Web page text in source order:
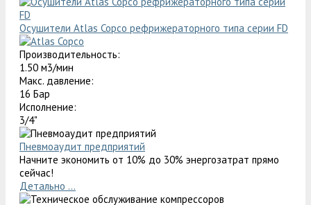
Осушители Atlas Copco рефрижераторного типа серии FD
Производительность:
1.50 м3/мин
Макс. давление:
16 Бар
Исполнение:
3/4"
Пневмоаудит предприятий
Начните экономить от 10% до 30% энергозатрат прямо
сейчас!
Детально ...